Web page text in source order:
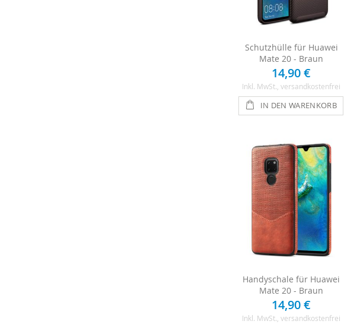
Schutzhülle für Huawei
Mate 20 - Braun
14,90 €
Inkl. MwSt. , versandkostenfrei
IN DEN WARENKORB
Handyschale für Huawei
Mate 20 - Braun
14,90 €
Inkl. MwSt. , versandkostenfrei